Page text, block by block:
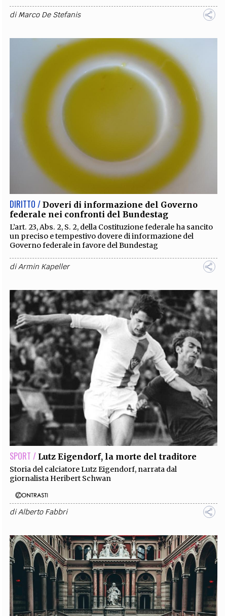
diMarco De Stefanis
DIRITTO / Doveri di informazione del Governo
federale nei confronti del Bundestag
L’art. 23, Abs. 2, S. 2, della Costituzione federale ha sancito
un preciso e tempestivo dovere di informazione del
Governo federale in favore del Bundestag
diArmin Kapeller
SPORT / Lutz Eigendorf, la morte del traditore
Storia del calciatore Lutz Eigendorf, narrata dal
giornalista Heribert Schwan
diAlberto Fabbri